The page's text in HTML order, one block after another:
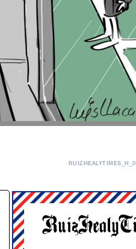
RUIZHEALYTIMES_H_0